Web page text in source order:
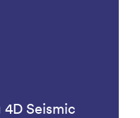
4D Seismic